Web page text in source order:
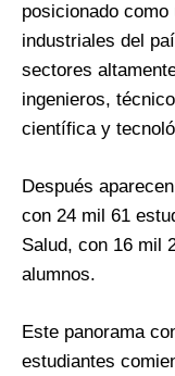
posicionado
industriales del
sectores
ingenieros,
científica y
Después
con 24 mil 61
Salud, con 16 mil
alumnos.
Este panorama
estudiantes